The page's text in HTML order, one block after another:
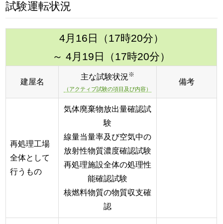
試験運転状況
4月16日（17時20分）
～ 4月19日（17時20分）
建屋名
主な試験状況※
（アクティブ試験の項目及び内容）
備考
再処理工場
全体として
行うもの
気体廃棄物放出量確認試
験
線量当量率及び空気中の
放射性物質濃度確認試験
再処理施設全体の処理性
能確認試験
核燃料物質の物質収支確
認